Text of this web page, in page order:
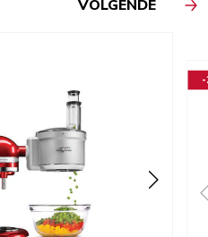
VOLGENDE
-